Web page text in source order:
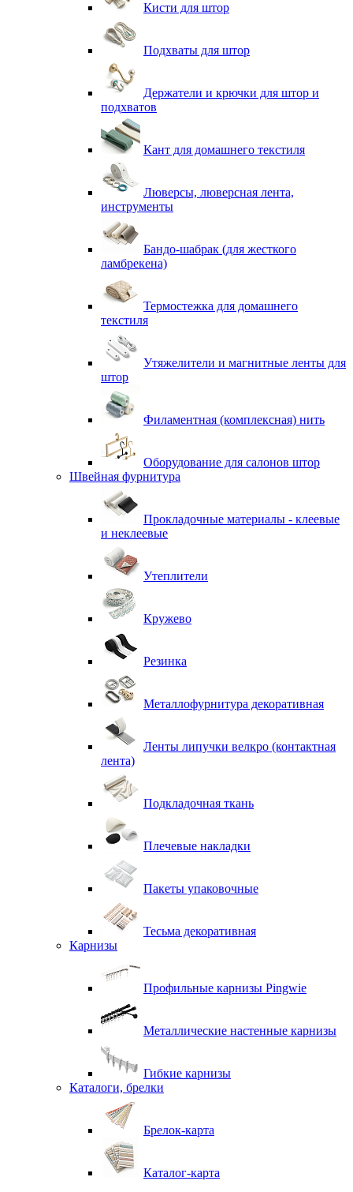
Кисти для штор
Подхваты для штор
Держатели и крючки для штор и
подхватов
Кант для домашнего текстиля
Люверсы, люверсная лента,
инструменты
Бандо-шабрак (для жесткого
ламбрекена)
Термостежка для домашнего
текстиля
Утяжелители и магнитные ленты для
штор
Филаментная (комплексная) нить
Оборудование для салонов штор
Швейная фурнитура
Прокладочные материалы - клеевые
и неклеевые
Утеплители
Кружево
Резинка
Металлофурнитура декоративная
Ленты липучки велкро (контактная
лента)
Подкладочная ткань
Плечевые накладки
Пакеты упаковочные
Тесьма декоративная
Карнизы
Профильные карнизы Pingwie
Металлические настенные карнизы
Гибкие карнизы
Каталоги, брелки
Брелок-карта
Каталог-карта